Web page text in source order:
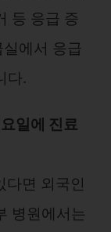
등 응급 증
에서 응급
다.
일에 진료
다면 외국인
병원에서는